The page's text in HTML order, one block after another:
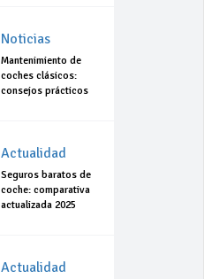
Noticias
Mantenimiento de
coches clásicos:
consejos prácticos
Actualidad
Seguros baratos de
coche: comparativa
actualizada 2025
Actualidad